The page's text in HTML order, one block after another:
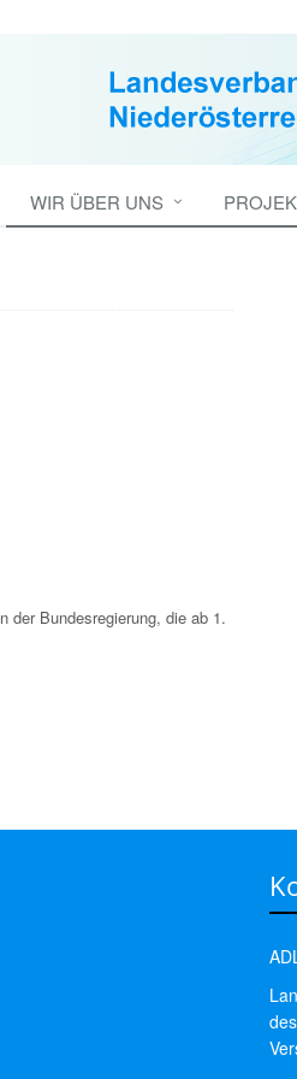
WIR ÜBER UNS
der Bundesregierung, die ab 1.